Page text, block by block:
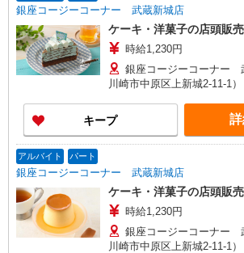
銀座コージーコーナー 武蔵新城店
ケーキ・洋菓子の店頭販
時給1,230円
銀座コージーコーナー
川崎市中原区上新城2-11-1） ※勤務地変更の範
キープ
アルバイト パート
銀座コージーコーナー 武蔵新城店
ケーキ・洋菓子の店頭販
時給1,230円
銀座コージーコーナー
川崎市中原区上新城2-11-1） ※勤務地変更の範